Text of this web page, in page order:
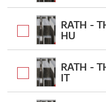
RATH -
HU
RATH -
IT